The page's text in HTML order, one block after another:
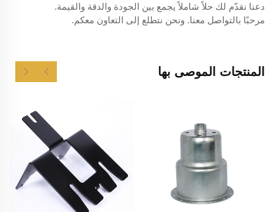
دعنا نقدّم لك حلاً شاملاً يجمع بين الجودة والدقة والقيمة.
مرحبًا بالتواصل معنا. ونحن نتطلع إلى التعاون معكم.
المنتجات الموصى بها